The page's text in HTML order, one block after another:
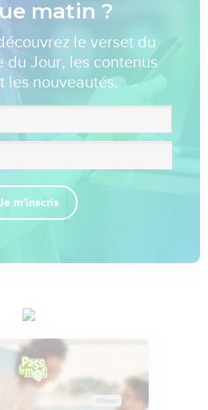
matin ?
le verset du
du Jour, les contenus
les nouveautés.
m'inscris